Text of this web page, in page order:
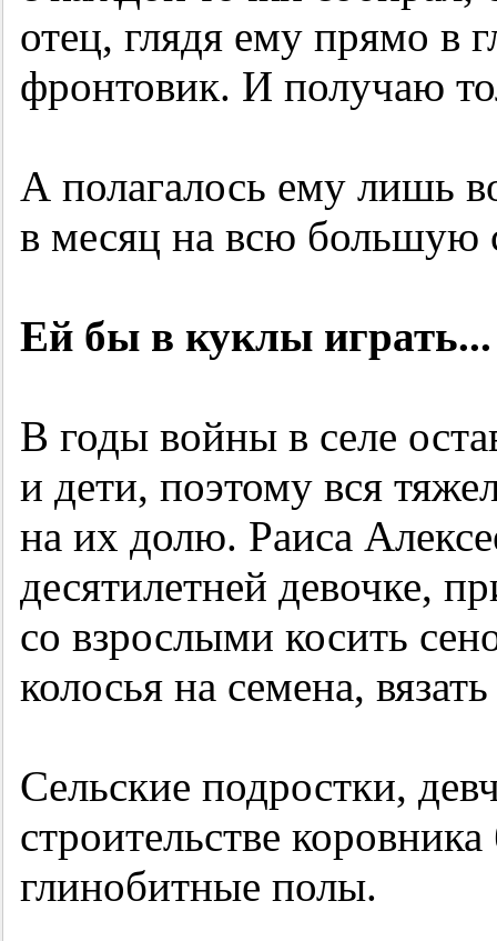
отец, глядя ему прямо в
фронтовик. И получаю
А полагалось ему лишь
в месяц на всю большую
Ей бы в куклы играть...
В годы войны в селе
и дети, поэтому вся
на их долю. Раиса
десятилетней девочке,
со взрослыми косить
колосья на семена,
Сельские подростки,
строительстве
глинобитные полы.